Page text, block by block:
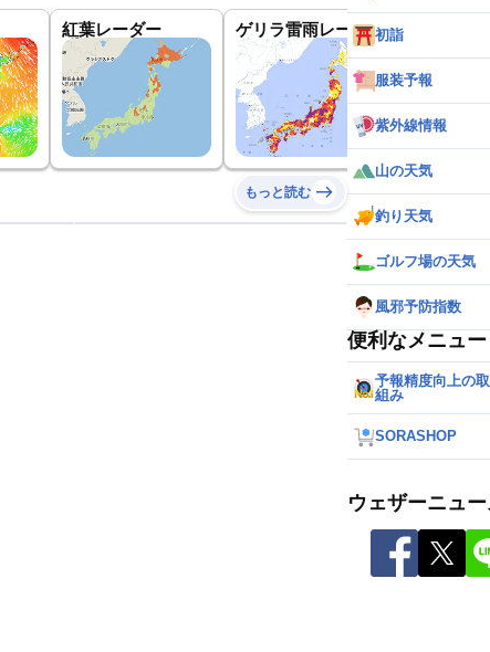
紅葉レーダー ゲリラ雷雨レーダー 世界の雨
もっと読む
初詣
服装予報
紫外線情報
山の天気
釣り天気
ゴルフ場の天気
風邪予防指数
便利なメニュー
予報精度向上の
組み
SORASHOP
ウェザーニュ